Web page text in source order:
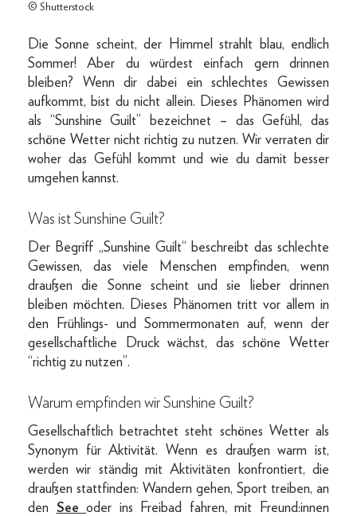
© Shutterstock
Die Sonne scheint, der Himmel strahlt blau, endlich
Sommer! Aber du würdest einfach gern drinnen
bleiben? Wenn dir dabei ein schlechtes Gewissen
aufkommt, bist du nicht allein. Dieses Phänomen wird
als “Sunshine Guilt” bezeichnet – das Gefühl, das
schöne Wetter nicht richtig zu nutzen. Wir verraten dir
woher das Gefühl kommt und wie du damit besser
umgehen kannst.
Was ist Sunshine Guilt?
Der Begriff „Sunshine Guilt“ beschreibt das schlechte
Gewissen, das viele Menschen empfinden, wenn
draußen die Sonne scheint und sie lieber drinnen
bleiben möchten. Dieses Phänomen tritt vor allem in
den Frühlings- und Sommermonaten auf, wenn der
gesellschaftliche Druck wächst, das schöne Wetter
“richtig zu nutzen”.
Warum empfinden wir Sunshine Guilt?
Gesellschaftlich betrachtet steht schönes Wetter als
Synonym für Aktivität. Wenn es draußen warm ist,
werden wir ständig mit Aktivitäten konfrontiert, die
draußen stattfinden: Wandern gehen, Sport treiben, an
den Seeoder ins Freibad fahren, mit Freund:innen